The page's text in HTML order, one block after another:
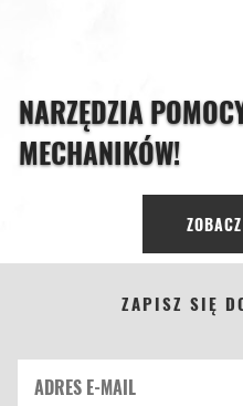
NARZĘDZIA
MECHANIKÓW!
ZAPISZ SIĘ